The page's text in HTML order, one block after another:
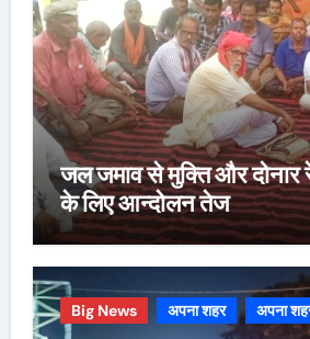
जल जमाव से मुक्ति और
के लिए आन्दोलन तेज
Big News अपना शहर अपना